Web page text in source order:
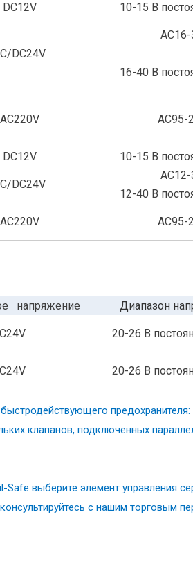
DC12V 10-15 В
DC24V
16-40 В
AC220V AC95-
DC12V 10-15 В
DC24V
12-40 В
AC220V AC95-
напряжение Диапазон
20-26 В
20-26 В
клапанов, подключенных
выберите элемент управления
с нашим торговым